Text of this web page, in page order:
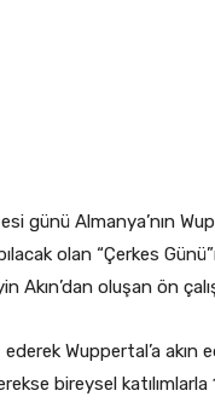
günü Almanya’nın
olan “Çerkes
Akın’dan oluşan ön
Wuppertal’a akın
bireysel